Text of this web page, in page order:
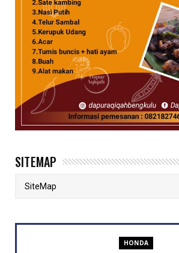
SITEMAP
HONDA